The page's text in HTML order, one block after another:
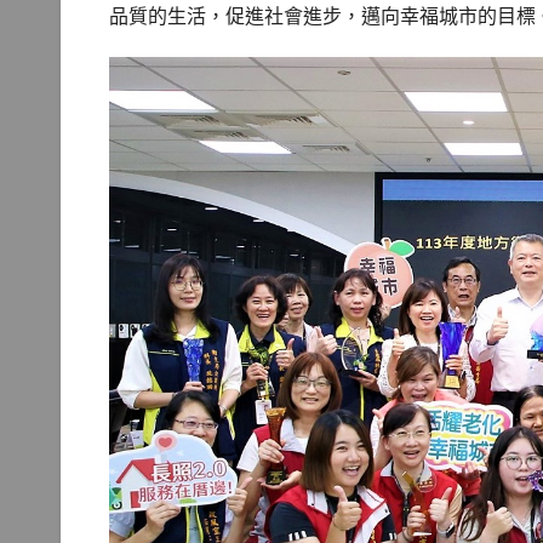
品質的生活，促進社會進步，邁向幸福城市的目標